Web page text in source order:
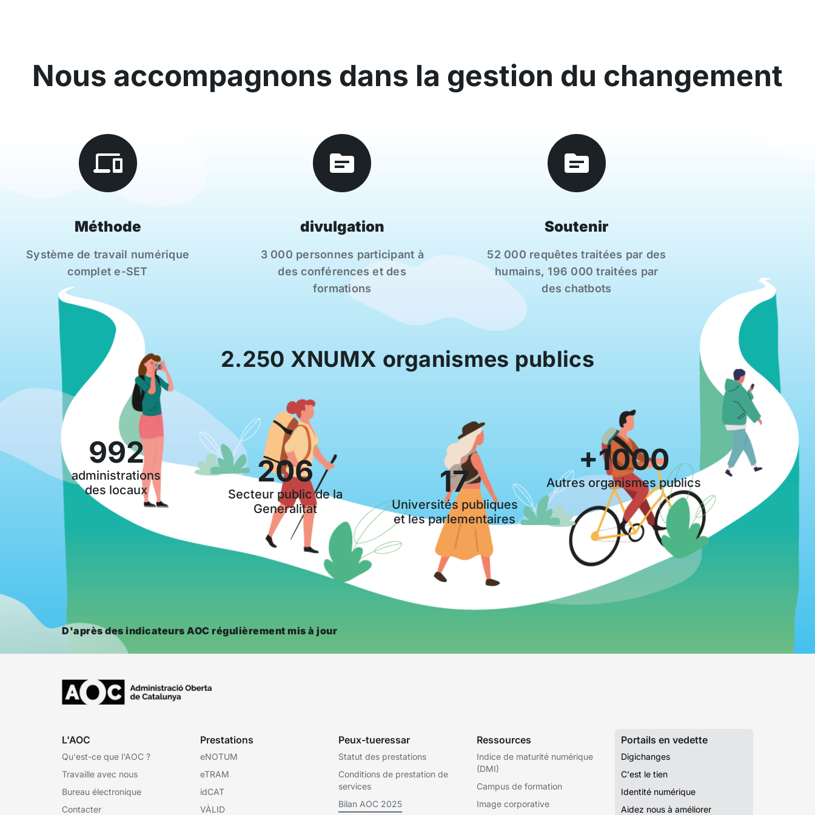
Nous accompagnons dans la gestion du changement
Méthode
Système de travail numérique
complet e-SET
divulgation
3 000 personnes participant à
des conférences et des
formations
Soutenir
52 000 requêtes traitées par des
humains, 196 000 traitées par
des chatbots
2.250 XNUMX organismes publics
992
administrations
des locaux
206
Secteur public de la
Generalitat
17
Universités publiques
et les parlementaires
+1000
Autres organismes publics
D'après des indicateurs AOC régulièrement mis à jour
L'AOC
Qu'est-ce que l'AOC ?
Travaille avec nous
Bureau électronique
Contacter
Prestations
eNOTUM
eTRAM
idCAT
VÀLID
Peux-tueressar
Statut des prestations
Conditions de prestation de
services
Bilan AOC 2025
Ressources
Indice de maturité numérique
(DMI)
Campus de formation
Image corporative
Portails en vedette
Digichanges
C'est le tien
Identité numérique
Aidez nous à améliorer